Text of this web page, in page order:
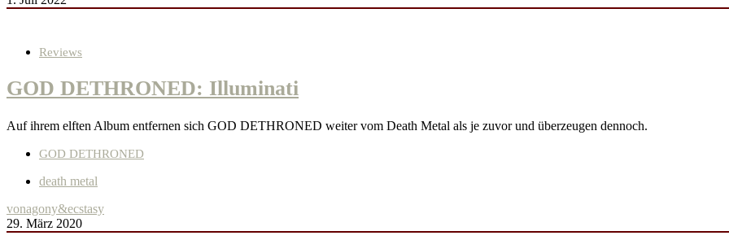
Reviews
GOD DETHRONED: Illuminati
Auf ihrem elften Album entfernen sich GOD DETHRONED weiter vom Death Metal als je zuvor und überzeugen dennoch.
GOD DETHRONED
death metal
vonagony&ecstasy
29. März 2020